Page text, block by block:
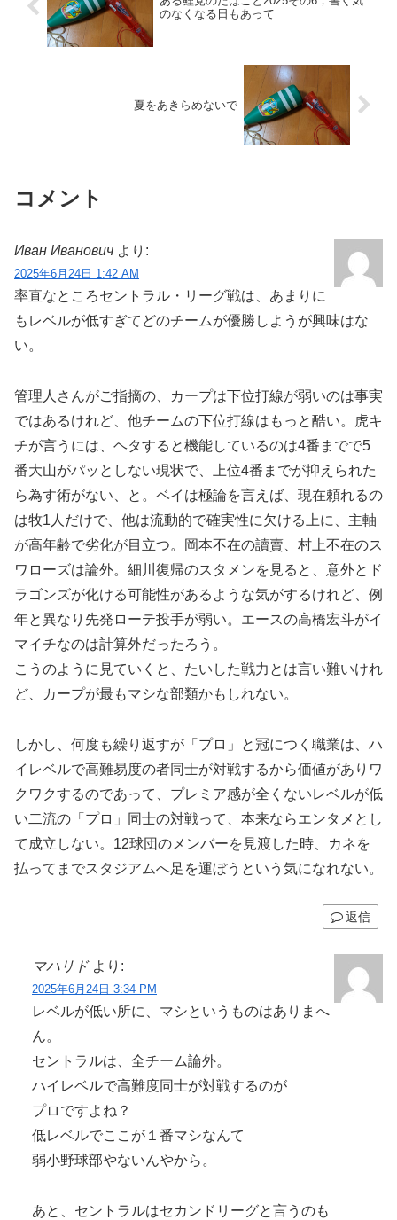
のなくなる日もあって
夏をあきらめないで
コメント
Иван Иванович より:
2025年6月24日 1:42 AM
率直なところセントラル・リーグ戦は、あまりに
もレベルが低すぎてどのチームが優勝しようが興味はな
い。
管理人さんがご指摘の、カープは下位打線が弱いのは事実
ではあるけれど、他チームの下位打線はもっと酷い。虎キ
チが言うには、ヘタすると機能しているのは4番までで5
番大山がパッとしない現状で、上位4番までが抑えられた
ら為す術がない、と。ベイは極論を言えば、現在頼れるの
は牧1人だけで、他は流動的で確実性に欠ける上に、主軸
が高年齢で劣化が目立つ。岡本不在の讀賣、村上不在のス
ワローズは論外。細川復帰のスタメンを見ると、意外とド
ラゴンズが化ける可能性があるような気がするけれど、例
年と異なり先発ローテ投手が弱い。エースの高橋宏斗がイ
マイチなのは計算外だったろう。
こうのように見ていくと、たいした戦力とは言い難いけれ
ど、カープが最もマシな部類かもしれない。
しかし、何度も繰り返すが「プロ」と冠につく職業は、ハ
イレベルで高難易度の者同士が対戦するから価値がありワ
クワクするのであって、プレミア感が全くないレベルが低
い二流の「プロ」同士の対戦って、本来ならエンタメとし
て成立しない。12球団のメンバーを見渡した時、カネを
払ってまでスタジアムへ足を運ぼうという気になれない。
返信
マハリド より:
2025年6月24日 3:34 PM
レベルが低い所に、マシというものはありまへ
ん。
セントラルは、全チーム論外。
ハイレベルで高難度同士が対戦するのが
プロですよね？
低レベルでここが１番マシなんて
弱小野球部やないんやから。
あと、セントラルはセカンドリーグと言うのも